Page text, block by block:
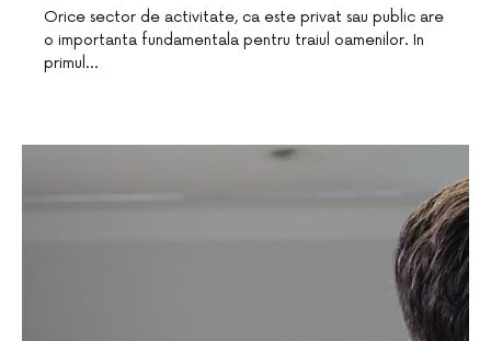
Orice sector de activitate, ca este privat sau public are
o importanta fundamentala pentru traiul oamenilor. In
primul…